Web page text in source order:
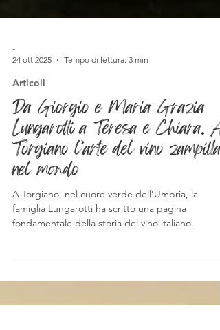
-
24 ott 2025
Tempo di lettura: 3 min
Articoli
Da Giorgio e Maria Grazia
Lungarotti a Teresa e Chiara. A
Torgiano l’arte del vino zampilla
nel mondo
famiglia Lungarotti ha scritto una pagina
fondamentale della storia del vino italiano.